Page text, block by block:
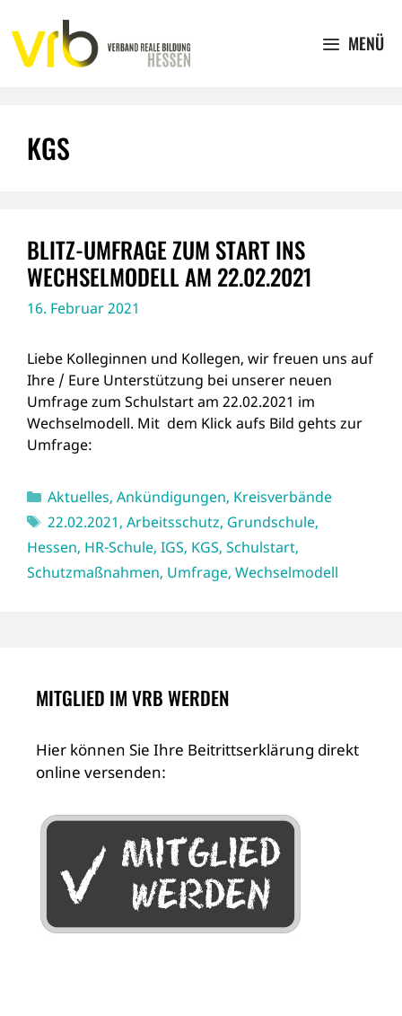
Inhalt
springen
MENÜ
KGS
BLITZ-UMFRAGE ZUM START INS
WECHSELMODELL AM 22.02.2021
16. Februar 2021
Liebe Kolleginnen und Kollegen, wir freuen uns auf
Ihre / Eure Unterstützung bei unserer neuen
Umfrage zum Schulstart am 22.02.2021 im
Wechselmodell. Mit dem Klick aufs Bild gehts zur
Umfrage:
Kategorien
Aktuelles, Ankündigungen, Kreisverbände
Schlagwörter
22.02.2021, Arbeitsschutz, Grundschule,
Hessen, HR-Schule, IGS, KGS, Schulstart,
Schutzmaßnahmen, Umfrage, Wechselmodell
MITGLIED IM VRB WERDEN
Hier können Sie Ihre Beitrittserklärung direkt
online versenden: